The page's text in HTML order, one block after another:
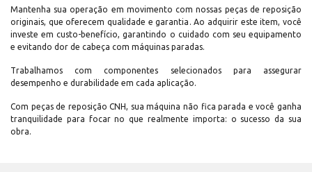
Mantenha sua operação em movimento com nossas peças de reposição
originais, que oferecem qualidade e garantia. Ao adquirir este item, você
investe em custo-benefício, garantindo o cuidado com seu equipamento
e evitando dor de cabeça com máquinas paradas.
Trabalhamos com componentes selecionados para assegurar
desempenho e durabilidade em cada aplicação.
Com peças de reposição CNH, sua máquina não fica parada e você ganha
tranquilidade para focar no que realmente importa: o sucesso da sua
obra.